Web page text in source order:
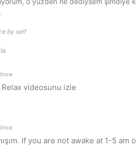
by self
videosunu izle
If you are not awake at 1-5 am